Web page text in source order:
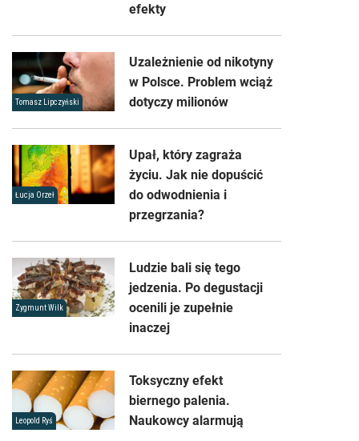
efekty
Tomasz Lipczyński
Uzależnienie od nikotyny
w Polsce. Problem wciąż
dotyczy milionów
Łucja Orzeł
Upał, który zagraża
życiu. Jak nie dopuścić
do odwodnienia i
przegrzania?
Zygmunt Wilk
Ludzie bali się tego
jedzenia. Po degustacji
ocenili je zupełnie
inaczej
Leopold Ryś
Toksyczny efekt
biernego palenia.
Naukowcy alarmują